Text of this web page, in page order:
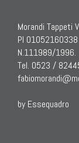
Morandi Tappeti
PI 01052160338
N.111989/1996.
Tel. 0523 /
by Essequadro